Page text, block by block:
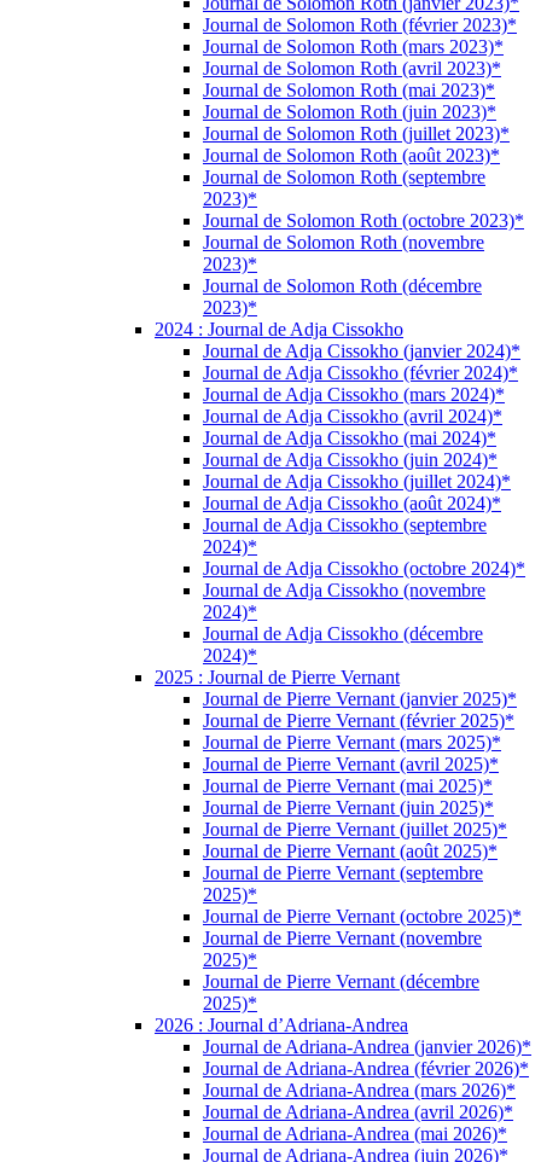
Journal de Solomon Roth (février 2023)*
Journal de Solomon Roth (mars 2023)*
Journal de Solomon Roth (avril 2023)*
Journal de Solomon Roth (mai 2023)*
Journal de Solomon Roth (juin 2023)*
Journal de Solomon Roth (juillet 2023)*
Journal de Solomon Roth (août 2023)*
Journal de Solomon Roth (septembre
2023)*
Journal de Solomon Roth (octobre 2023)*
Journal de Solomon Roth (novembre
2023)*
Journal de Solomon Roth (décembre
2023)*
2024 : Journal de Adja Cissokho
Journal de Adja Cissokho (janvier 2024)*
Journal de Adja Cissokho (février 2024)*
Journal de Adja Cissokho (mars 2024)*
Journal de Adja Cissokho (avril 2024)*
Journal de Adja Cissokho (mai 2024)*
Journal de Adja Cissokho (juin 2024)*
Journal de Adja Cissokho (juillet 2024)*
Journal de Adja Cissokho (août 2024)*
Journal de Adja Cissokho (septembre
2024)*
Journal de Adja Cissokho (octobre 2024)*
Journal de Adja Cissokho (novembre
2024)*
Journal de Adja Cissokho (décembre
2024)*
2025 : Journal de Pierre Vernant
Journal de Pierre Vernant (janvier 2025)*
Journal de Pierre Vernant (février 2025)*
Journal de Pierre Vernant (mars 2025)*
Journal de Pierre Vernant (avril 2025)*
Journal de Pierre Vernant (mai 2025)*
Journal de Pierre Vernant (juin 2025)*
Journal de Pierre Vernant (juillet 2025)*
Journal de Pierre Vernant (août 2025)*
Journal de Pierre Vernant (septembre
2025)*
Journal de Pierre Vernant (octobre 2025)*
Journal de Pierre Vernant (novembre
2025)*
Journal de Pierre Vernant (décembre
2025)*
2026 : Journal d’Adriana-Andrea
Journal de Adriana-Andrea (janvier 2026)*
Journal de Adriana-Andrea (février 2026)*
Journal de Adriana-Andrea (mars 2026)*
Journal de Adriana-Andrea (avril 2026)*
Journal de Adriana-Andrea (mai 2026)*
Journal de Adriana-Andrea (juin 2026)*